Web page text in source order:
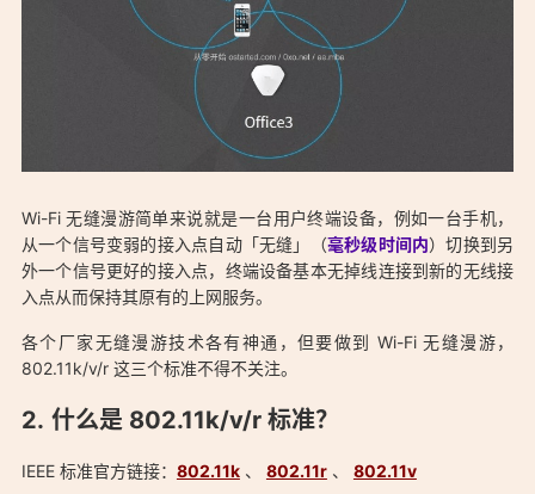
Wi-Fi 无缝漫游简单来说就是一台用户终端设备，例如一台手机，
从一个信号变弱的接入点自动「无缝」（毫秒级时间内）切换到另
外一个信号更好的接入点，终端设备基本无掉线连接到新的无线接
入点从而保持其原有的上网服务。
各个厂家无缝漫游技术各有神通，但要做到 Wi-Fi 无缝漫游，
802.11k/v/r 这三个标准不得不关注。
「支持 kvr 协议（802.11r/k/v）快速漫游 802.11kvr 无缝漫游无
什么是 802.11k/v/r 标准？
IEEE 标准官方链接： 802.11k、 802.11r、 802.11v